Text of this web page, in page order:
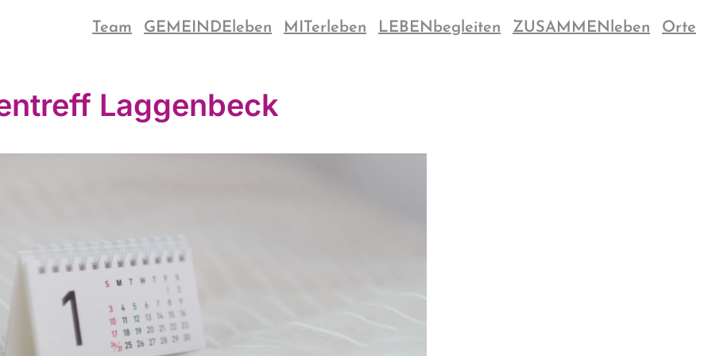
Team GEMEINDEleben MITerleben LEBENbegleiten ZUSAMMENleben Orte
Laggenbeck